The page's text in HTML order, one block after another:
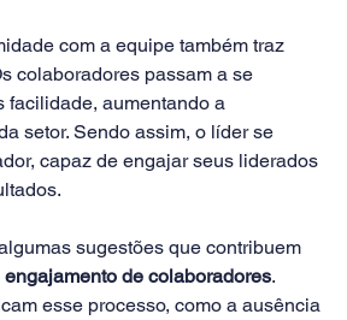
com a equipe também traz
colaboradores passam a se
facilidade, aumentando a
setor. Sendo assim, o líder se
capaz de engajar seus liderados
sugestões que contribuem
engajamento de colaboradores.
esse processo, como a ausência